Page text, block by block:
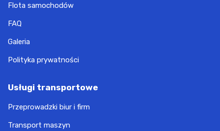
Flota samochodów
FAQ
Galeria
Polityka prywatności
Usługi transportowe
Przeprowadzki biur i firm
Transport maszyn